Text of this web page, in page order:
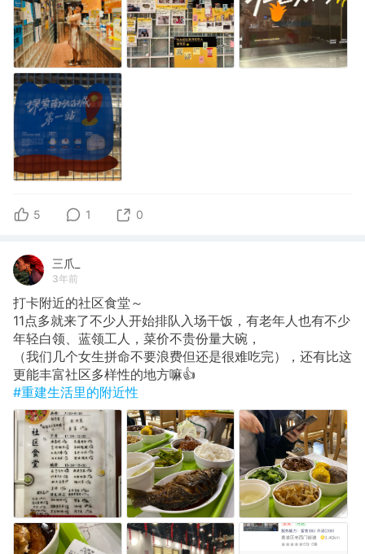
5 1 0
三爪_
3年前
打卡附近的社区食堂～
11点多就来了不少人开始排队入场干饭，有老年人也有不少
年轻白领、蓝领工人，菜价不贵份量大碗，
（我们几个女生拼命不要浪费但还是很难吃完），还有比这
更能丰富社区多样性的地方嘛👍
#重建生活里的附近性